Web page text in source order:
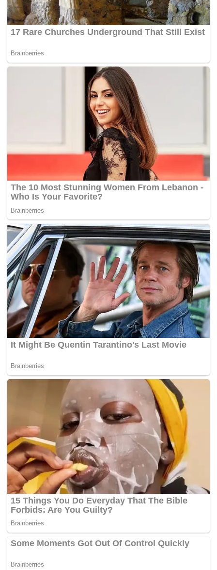
dan Sains Tambahan (kod 4561) dalam SPM yang
sepatutnya bermula tahun depan turut ditangguhkan.
pedalaman perlu memahirkan diri dengan strategi
pembelajaran bahasa Inggeris bagi meningkatkan
kemahiran dan mengatasi kelemahan penggunaan bahasa
Walaupun sedar jurang pencapaian penguasaan BI pasti
wujud antara pelajar bandar dan luar bandar, namun
beliau yakin dengan kaedah pembelajaran masteri, ia
mampu mengatasi defisit itu.
Pembelajaran masteri merupakan pendekatan pengajaran
dan pembelajaran yang berfokuskan penguasaan murid
dalam sesuatu perkara yang diajar.
Presiden Majlis Permuafakatan Persatuan Ibu Bapa dan
Guru Nasional (PIBGN), Prof Madya Datuk Dr Mohamad
Ali Hassan pula berkata penangguhan syarat wajib lulus
BI dalam SPM tidak perlu melebihi tempoh tiga tahun.
“Penangguhan itu dilihat seolah-olah seperti kerajaan tidak
bersedia dan ini menimbulkan banyak persoalan tentang
perancangan yang telah diatur.
“Oleh itu, saya mencadangkan supaya diwujudkan satu
jawatankuasa khas untuk mengkaji dan merancang
pelaksanaan peperiksaan ini dengan sejelasnya,” katanya.
Katanya jawatankuasa khas itu perlu dibarisi pakar-pakar
berkemahiran tinggi dalam bidang berkenaan supaya
mereka dapat merancang dan mengesyorkan langkah
terbaik pelaksanaannya.
Selain itu, katanya, ujian percubaan perlu dilakukan
setahun sebelum pelaksanaan syarat wajib itu supaya
kelemahannya dapat dilihat dan diperbaiki.
Sementara itu, seorang guru BI di sebuah sekolah
menengah luar bandar di Perak, yang tidak mahu
dinamakan, berkata beliau amat bersyukur dengan
keputusan penangguhan syarat wajib itu kerana tidak
bersedia dengan pelaksanaan syarat itu.
“Syarat ini terlalu drastik…kerana kebanyakan pelajar luar
sebagai bahasa asing dan sukar untuk difahami,” katanya.